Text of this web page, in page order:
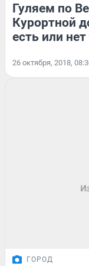
Гуляем по
Курортной
есть или
26 октября, 2018,
ГОРОД